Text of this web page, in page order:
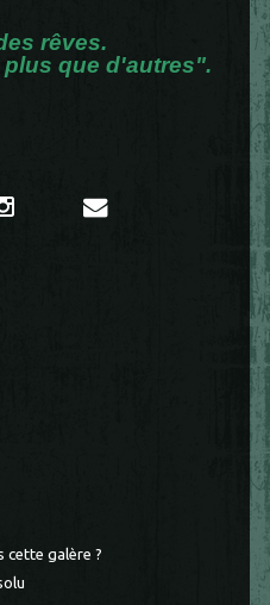
rêves.
que d'autres".
cette galère ?